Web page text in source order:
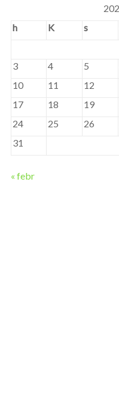
h
K s
3
4 5
10
11 12
17
18 19
24
25 26
31
« febr